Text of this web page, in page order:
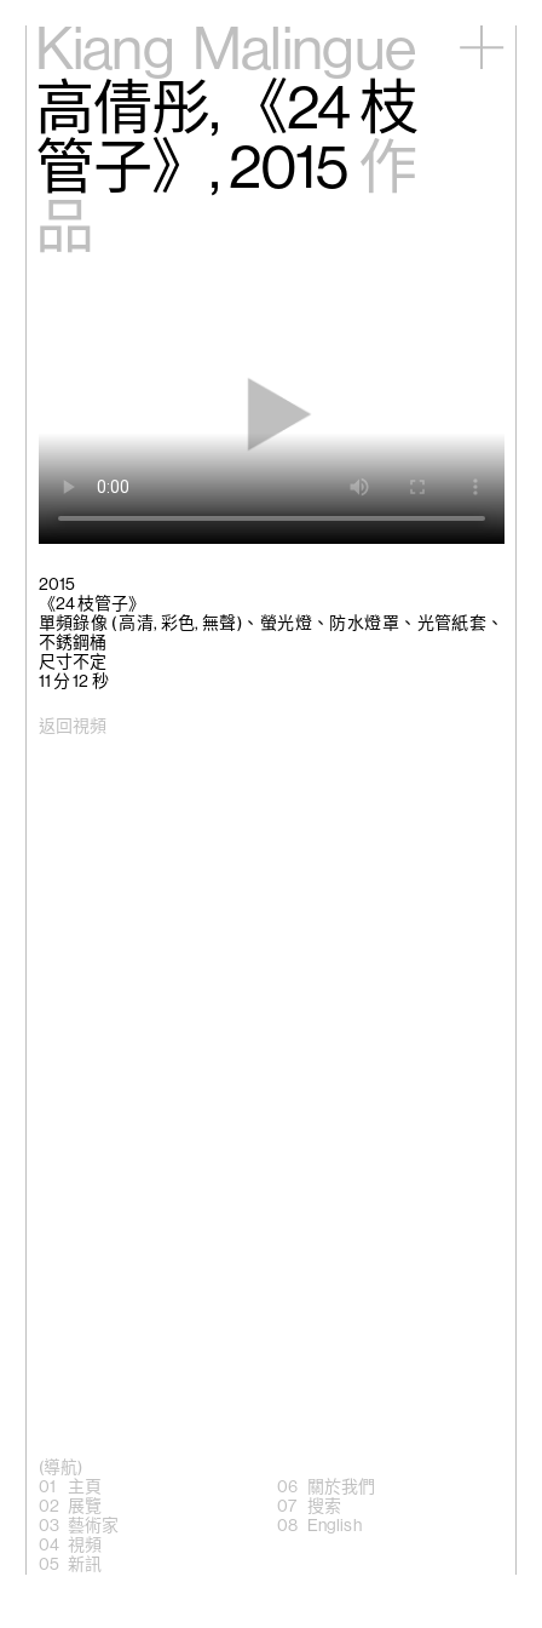
Kiang Malingue
主頁
展覽
藝術家
視頻
返回視頻
2015
《24 枝管子》
單頻錄像 ( 高清, 彩色, 無聲)、螢光燈、防水燈罩、光管紙套、
不銹鋼桶
尺寸不定
11 分 12 秒
高倩彤, 《24 枝
管子》, 2015 作
品
(導航)
主頁
展覽
藝術家
視頻
新訊
關於我們
搜索
English